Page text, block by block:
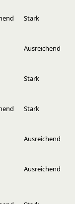
Stark
Ausreichend
Stark
Stark
Ausreichend
Ausreichend